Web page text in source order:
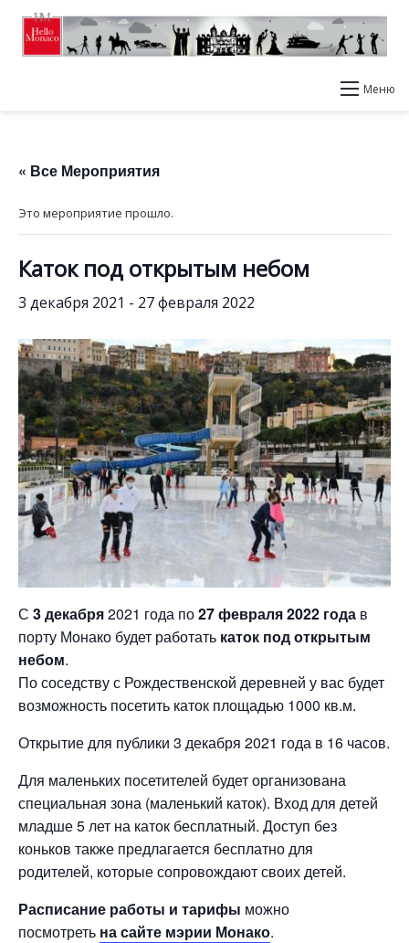
Меню
« Все Мероприятия
Это мероприятие прошло.
Каток под открытым небом
3 декабря 2021 - 27 февраля 2022
С 3 декабря2021 года по27 февраля 2022 года в
порту Монако будет работать каток под открытым
небом.
По соседству с Рождественской деревней у вас будет
возможность посетить каток площадью 1000 кв.м.
Открытие для публики 3 декабря 2021 года в 16 часов.
Для маленьких посетителей будет организована
специальная зона (маленький каток). Вход для детей
младше 5 лет на каток бесплатный. Доступ без
коньков также предлагается бесплатно для
родителей, которые сопровождают своих детей.
Расписание работы и тарифы можно
посмотреть на сайте мэрии Монако.